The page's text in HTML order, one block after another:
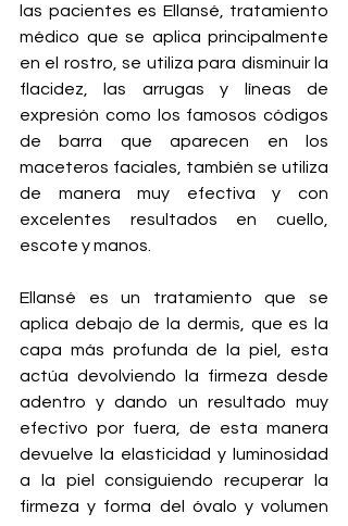
las pacientes es Ellansé, tratamiento
médico que se aplica principalmente
en el rostro, se utiliza para disminuir la
flacidez, las arrugas y líneas de
expresión como los famosos códigos
de barra que aparecen en los
maceteros faciales, también se utiliza
de manera muy efectiva y con
excelentes resultados en cuello,
escote y manos.
Ellansé es un tratamiento que se
aplica debajo de la dermis, que es la
capa más profunda de la piel, esta
actúa devolviendo la firmeza desde
adentro y dando un resultado muy
efectivo por fuera, de esta manera
devuelve la elasticidad y luminosidad
a la piel consiguiendo recuperar la
firmeza y forma del óvalo y volumen